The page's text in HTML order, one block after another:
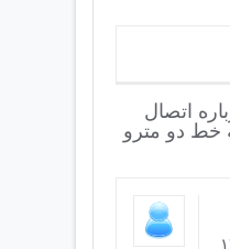
اتصال
خط دو مترو